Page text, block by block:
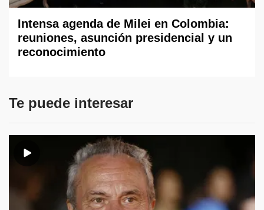
Intensa agenda de Milei en Colombia:
reuniones, asunción presidencial y un
reconocimiento
Te puede interesar